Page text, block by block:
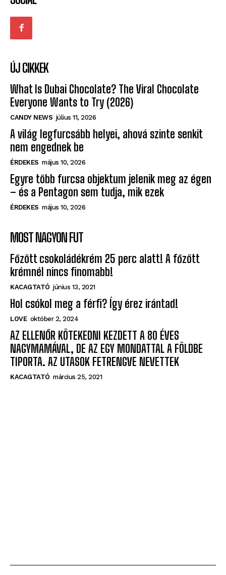
ÚJ CIKKEK
What Is Dubai Chocolate? The Viral Chocolate
Everyone Wants to Try (2026)
CANDY NEWS július 11, 2026
A világ legfurcsább helyei, ahová szinte senkit
nem engednek be
ÉRDEKES május 10, 2026
Egyre több furcsa objektum jelenik meg az égen
– és a Pentagon sem tudja, mik ezek
ÉRDEKES május 10, 2026
MOST NAGYON FUT
Főzött csokoládékrém 25 perc alatt! A főzött
krémnél nincs finomabb!
KACAGTATÓ június 13, 2021
Hol csókol meg a férfi? Így érez irántad!
LOVE október 2, 2024
AZ ELLENŐR KÖTEKEDNI KEZDETT A 80 ÉVES
NAGYMAMÁVAL, DE AZ EGY MONDATTAL A FÖLDBE
TIPORTA. AZ UTASOK FETRENGVE NEVETTEK
KACAGTATÓ március 25, 2021